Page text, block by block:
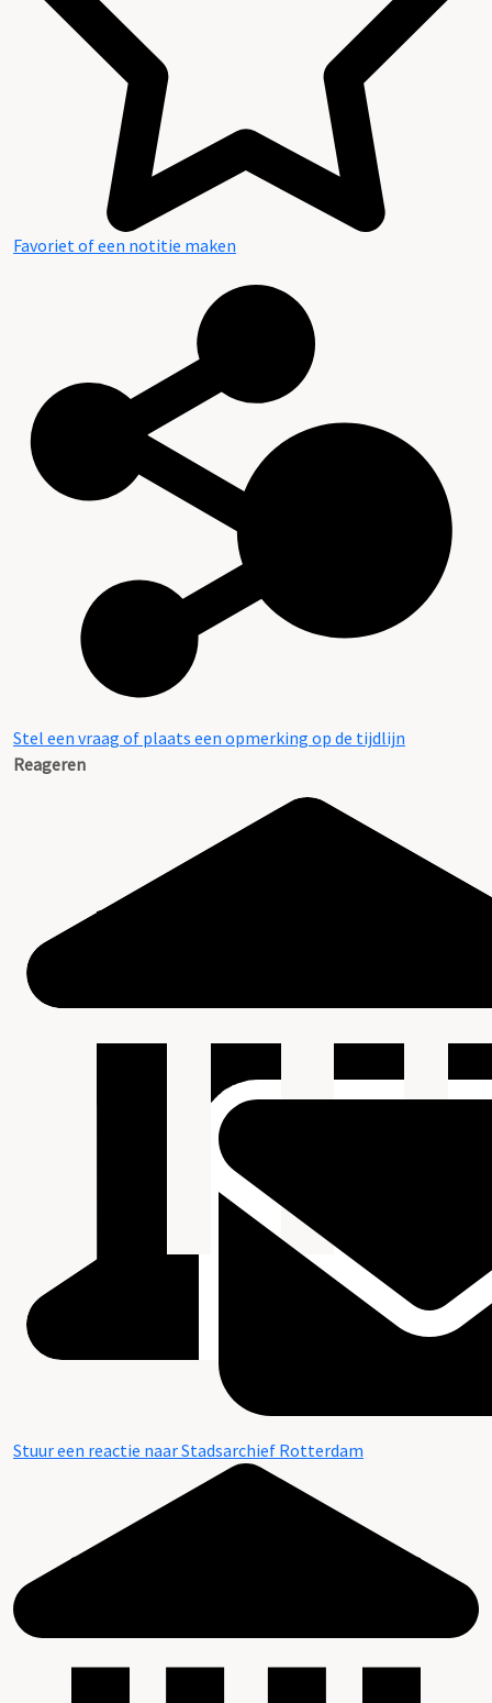
Favoriet of een notitie maken
Stel een vraag of plaats een opmerking op de tijdlijn
Reageren
Stuur een reactie naar Stadsarchief Rotterdam